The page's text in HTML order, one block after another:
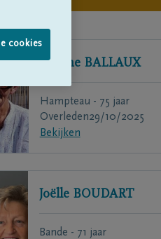
Nadine BALLAUX
Hampteau - 75 jaar
Overleden29/10/2025
Bekijken
Joëlle BOUDART
Bande - 71 jaar
cookies